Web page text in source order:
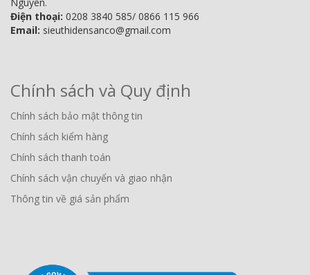
Điện thoại: 0208 3840 585/ 0866 115 966
Email: sieuthidensanco@gmail.com
Chính sách và Quy định
Chính sách bảo mật thông tin
Chính sách kiểm hàng
Chính sách thanh toán
Chính sách vận chuyển và giao nhận
Thông tin về giá sản phẩm